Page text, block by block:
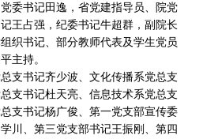
委书记田逸，省党建指导员、院党
王占强，纪委书记牛超群，副院长
织书记、部分教师代表及学生党员
主持。
支书记齐少波、文化传播系党总支
支书记杜天亮、信息技术系党总支
支书记杨广俊、第一党支部宣传委
川、第三党支部书记王振刚、第四